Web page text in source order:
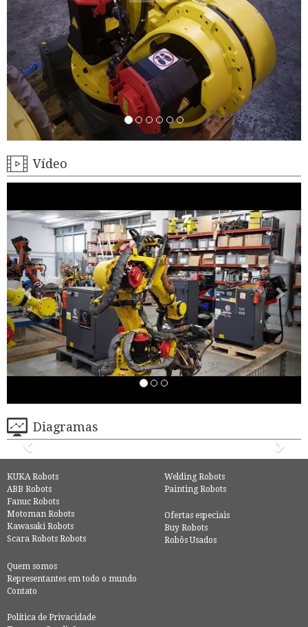
Vídeo
Diagramas
KUKA Robots
ABB Robots
Fanuc Robots
Motoman Robots
Kawasaki Robots
Scara Robots Robots
Welding Robots
Painting Robots
Ofertas especiais
Buy Robots
Robôs Usados
Quem somos
Representantes em todo o mundo
Contato
Política de Privacidade